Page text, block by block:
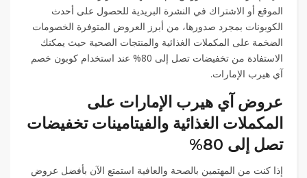
الموقع أو الاشتراك في النشرة البريدية للحصول على أحدث
الكوبونات بمجرد صدورها، من أبرز العروض المتوفرة الخصومات
الضخمة على المكملات الغذائية والمنتجات الصحية حيث يمكنك
الاستفادة من تخفيضات تصل إلى 80% عند استخدام كوبون خصم
آي هيرب الإمارات.
عروض آي هيرب الإمارات على
المكملات الغذائية والفيتامينات تخفيضات
تصل إلى 80%
إذا كنت من المهتمين بالصحة والعافية استمتع الآن بأفضل عروض